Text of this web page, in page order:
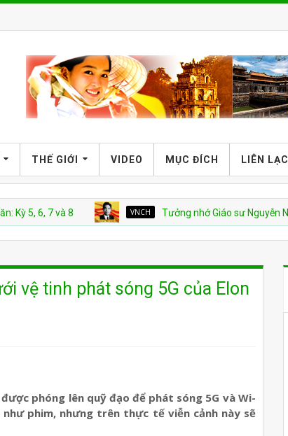
THẾ GIỚI VIDEO MỤC ĐÍCH LIÊN LẠC
7 và 8 VNCH Tưởng nhớ Giáo sư Nguyễn Ngọc Huy
vệ tinh phát sóng 5G của Elon
phóng lên quỹ đạo để phát sóng 5G và Wi-
phim, nhưng trên thực tế viễn cảnh này sẽ